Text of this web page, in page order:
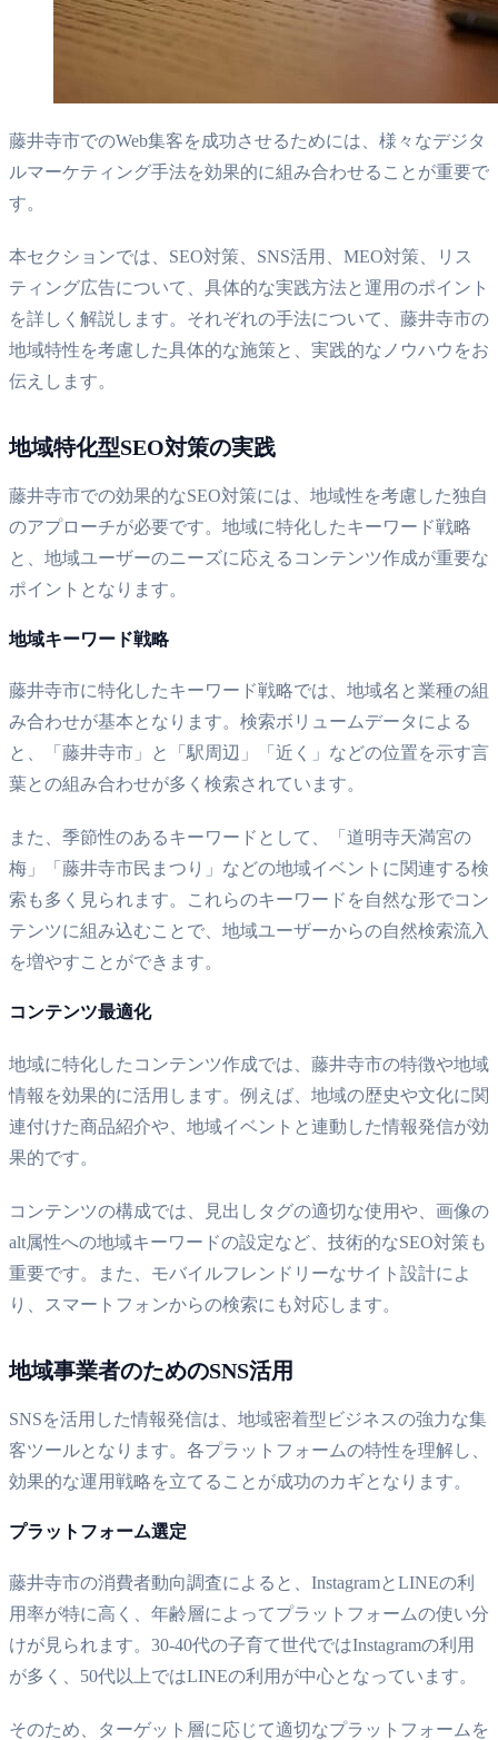
藤井寺市でのWeb集客を成功させるためには、様々なデジタ
ルマーケティング手法を効果的に組み合わせることが重要で
す。
本セクションでは、SEO対策、SNS活用、MEO対策、リス
ティング広告について、具体的な実践方法と運用のポイント
を詳しく解説します。それぞれの手法について、藤井寺市の
地域特性を考慮した具体的な施策と、実践的なノウハウをお
伝えします。
地域特化型SEO対策の実践
藤井寺市での効果的なSEO対策には、地域性を考慮した独自
のアプローチが必要です。地域に特化したキーワード戦略
と、地域ユーザーのニーズに応えるコンテンツ作成が重要な
ポイントとなります。
地域キーワード戦略
藤井寺市に特化したキーワード戦略では、地域名と業種の組
み合わせが基本となります。検索ボリュームデータによる
と、「藤井寺市」と「駅周辺」「近く」などの位置を示す言
葉との組み合わせが多く検索されています。
また、季節性のあるキーワードとして、「道明寺天満宮の
梅」「藤井寺市民まつり」などの地域イベントに関連する検
索も多く見られます。これらのキーワードを自然な形でコン
テンツに組み込むことで、地域ユーザーからの自然検索流入
を増やすことができます。
コンテンツ最適化
地域に特化したコンテンツ作成では、藤井寺市の特徴や地域
情報を効果的に活用します。例えば、地域の歴史や文化に関
連付けた商品紹介や、地域イベントと連動した情報発信が効
果的です。
コンテンツの構成では、見出しタグの適切な使用や、画像の
alt属性への地域キーワードの設定など、技術的なSEO対策も
重要です。また、モバイルフレンドリーなサイト設計によ
り、スマートフォンからの検索にも対応します。
地域事業者のためのSNS活用
SNSを活用した情報発信は、地域密着型ビジネスの強力な集
客ツールとなります。各プラットフォームの特性を理解し、
効果的な運用戦略を立てることが成功のカギとなります。
プラットフォーム選定
藤井寺市の消費者動向調査によると、InstagramとLINEの利
用率が特に高く、年齢層によってプラットフォームの使い分
けが見られます。30-40代の子育て世代ではInstagramの利用
が多く、50代以上ではLINEの利用が中心となっています。
そのため、ターゲット層に応じて適切なプラットフォームを